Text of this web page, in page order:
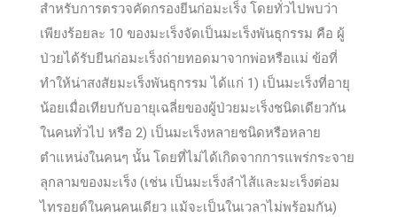
สำหรับการตรวจคัดกรองยีนก่อมะเร็ง โดยทั่วไปพบว่า
เพียงร้อยละ 10 ของมะเร็งจัดเป็นมะเร็งพันธุกรรม คือ ผู้
ป่วยได้รับยีนก่อมะเร็งถ่ายทอดมาจากพ่อหรือแม่ ข้อที่
ทำให้น่าสงสัยมะเร็งพันธุกรรม ได้แก่ 1) เป็นมะเร็งที่อายุ
น้อยเมื่อเทียบกับอายุเฉลี่ยของผู้ป่วยมะเร็งชนิดเดียวกัน
ในคนทั่วไป หรือ 2) เป็นมะเร็งหลายชนิดหรือหลาย
ตำแหน่งในคนๆ นั้น โดยที่ไม่ได้เกิดจากการแพร่กระจาย
ลุกลามของมะเร็ง (เช่น เป็นมะเร็งลำไส้และมะเร็งต่อม
ไทรอยด์ในคนคนเดียว แม้จะเป็นในเวลาไม่พร้อมกัน)